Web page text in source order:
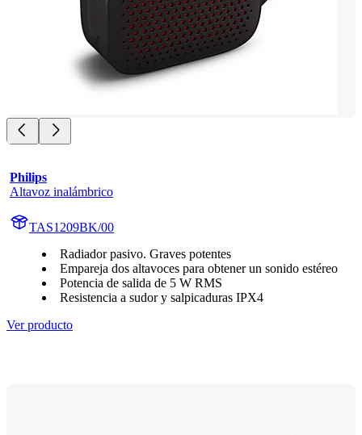
Philips
Altavoz inalámbrico
TAS1209BK/00
Radiador pasivo. Graves potentes
Empareja dos altavoces para obtener un sonido estéreo
Potencia de salida de 5 W RMS
Resistencia a sudor y salpicaduras IPX4
Ver producto